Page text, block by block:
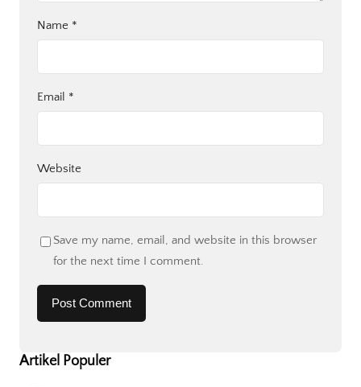
Name *
Email *
Website
Save my name, email, and website in this browser
for the next time I comment.
Artikel Populer